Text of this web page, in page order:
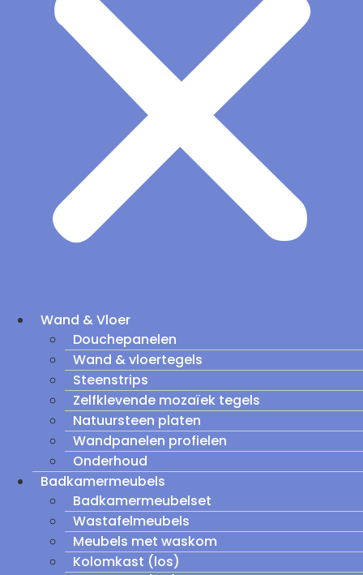
Wand & Vloer
Douchepanelen
Wand & vloertegels
Steenstrips
Zelfklevende mozaïek tegels
Natuursteen platen
Wandpanelen profielen
Onderhoud
Badkamermeubels
Badkamermeubelset
Wastafelmeubels
Meubels met waskom
Kolomkast (los)